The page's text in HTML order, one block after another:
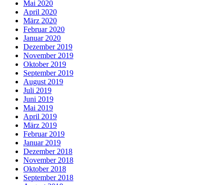
Mai 2020
April 2020
März 2020
Februar 2020
Januar 2020
Dezember 2019
November 2019
Oktober 2019
September 2019
August 2019
Juli 2019
Juni 2019
Mai 2019
April 2019
März 2019
Februar 2019
Januar 2019
Dezember 2018
November 2018
Oktober 2018
September 2018